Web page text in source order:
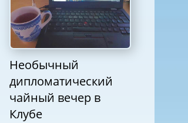
Необычный
дипломатический
чайный вечер в
Клубе